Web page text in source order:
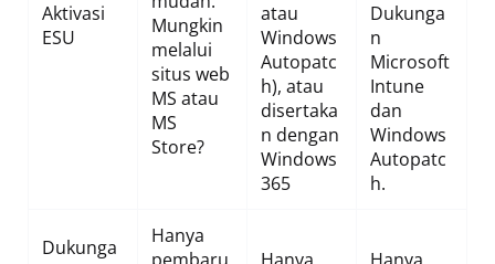
Aktivasi
ESU
Mungkin
melalui
situs web
MS atau
MS
Store?
atau
Windows
Autopatc
h), atau
disertaka
n dengan
Windows
365
Dukunga
n
Microsoft
Intune
dan
Windows
Autopatc
h.
Dukunga
Hanya
pembaru
Hanya
Hanya